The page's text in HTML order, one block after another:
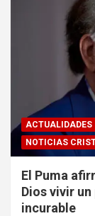
ACTUALIDADES
NOTICIAS
El Puma
Dios vivir
incurable